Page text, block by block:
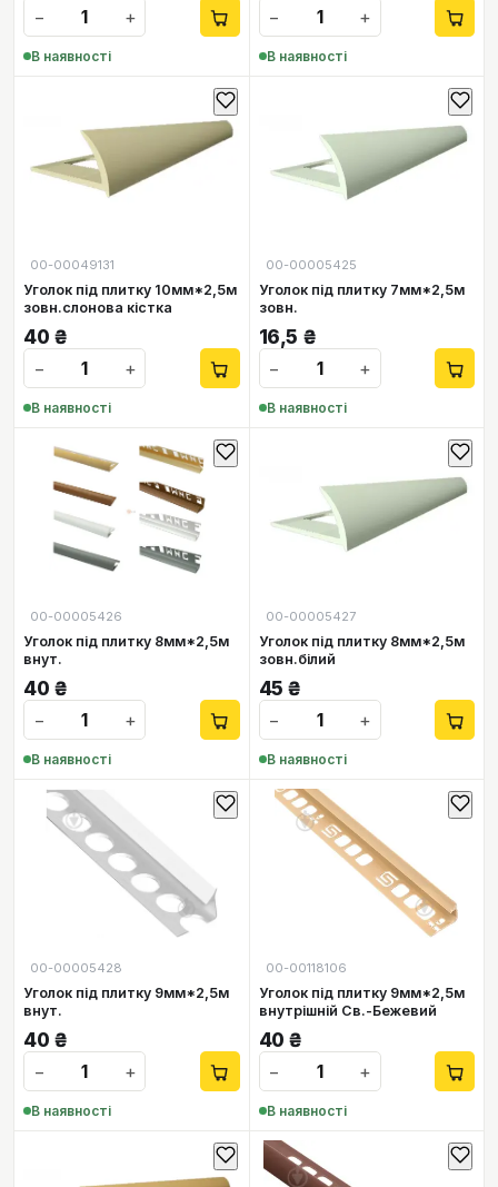
−
+
В наявності
−
+
В наявності
00-00049131
Уголок під плитку 10мм*2,5м
зовн.слонова кістка
40 ₴
−
+
В наявності
00-00005425
Уголок під плитку 7мм*2,5м
зовн.
16,5 ₴
−
+
В наявності
00-00005426
Уголок під плитку 8мм*2,5м
внут.
40 ₴
−
+
В наявності
00-00005427
Уголок під плитку 8мм*2,5м
зовн.білий
45 ₴
−
+
В наявності
00-00005428
Уголок під плитку 9мм*2,5м
внут.
40 ₴
−
+
В наявності
00-00118106
Уголок під плитку 9мм*2,5м
внутрішній Св.-Бежевий
40 ₴
−
+
В наявності